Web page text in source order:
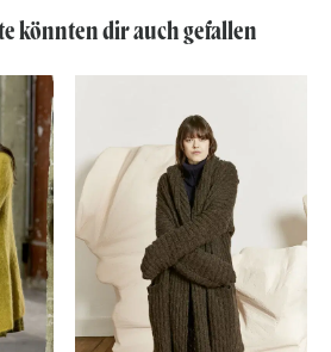
könnten dir auch gefallen